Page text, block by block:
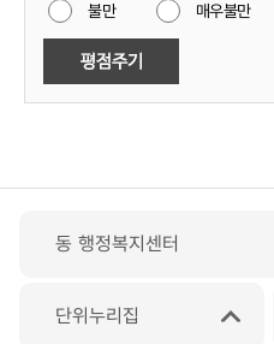
불만
매우불만
동 행정복지센터
단위누리집